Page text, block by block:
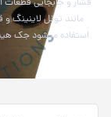
فشار و جابجایی قطعات
مانند تونل لاینینگ
استفاده میشود جک